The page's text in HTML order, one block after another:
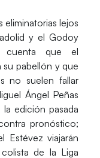
eliminatorias lejos
y elGodoy
que el
pabellón y que
no suelen fallar
Ángel Peñas
edición pasada
pronóstico;
Estévez viajarán
de la Liga